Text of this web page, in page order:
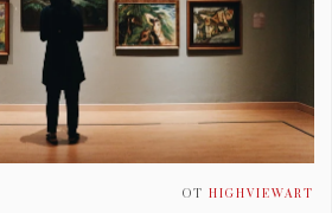
ОТ HIGHVIEWART